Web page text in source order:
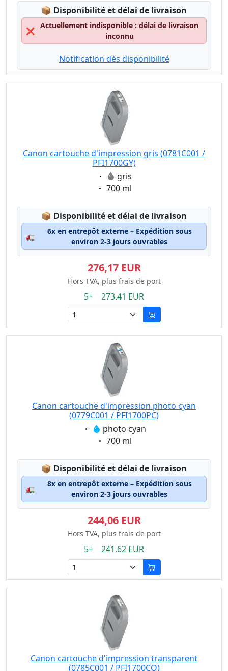
📦 Lagerstatus:
Disponibilité et délai de livraison
❌
Actuellement indisponible : délai de livraison
inconnu
Notification dès disponibilité
Canon cartouche d'impression gris (0781C001 /
PFI1700GY)
Eigenschaft:
gris
Eigenschaft:
700 ml
📦 Lagerstatus:
Disponibilité et délai de livraison
🚛
6x en entrepôt externe – Expédition sous
environ 2-3 jours ouvrables
276,17 EUR
Hors TVA, plus frais de port
5+ 273.41 EUR
Canon cartouche d'impression photo cyan
(0779C001 / PFI1700PC)
Eigenschaft:
photo cyan
Eigenschaft:
700 ml
📦 Lagerstatus:
Disponibilité et délai de livraison
🚛
8x en entrepôt externe – Expédition sous
environ 2-3 jours ouvrables
244,06 EUR
Hors TVA, plus frais de port
5+ 241.62 EUR
Canon cartouche d'impression transparent
(0785C001 / PFI1700CO)